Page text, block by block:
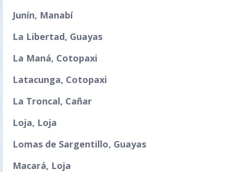
Junín, Manabí
La Libertad, Guayas
La Maná, Cotopaxi
Latacunga, Cotopaxi
La Troncal, Cañar
Loja, Loja
Lomas de Sargentillo, Guayas
Macará, Loja